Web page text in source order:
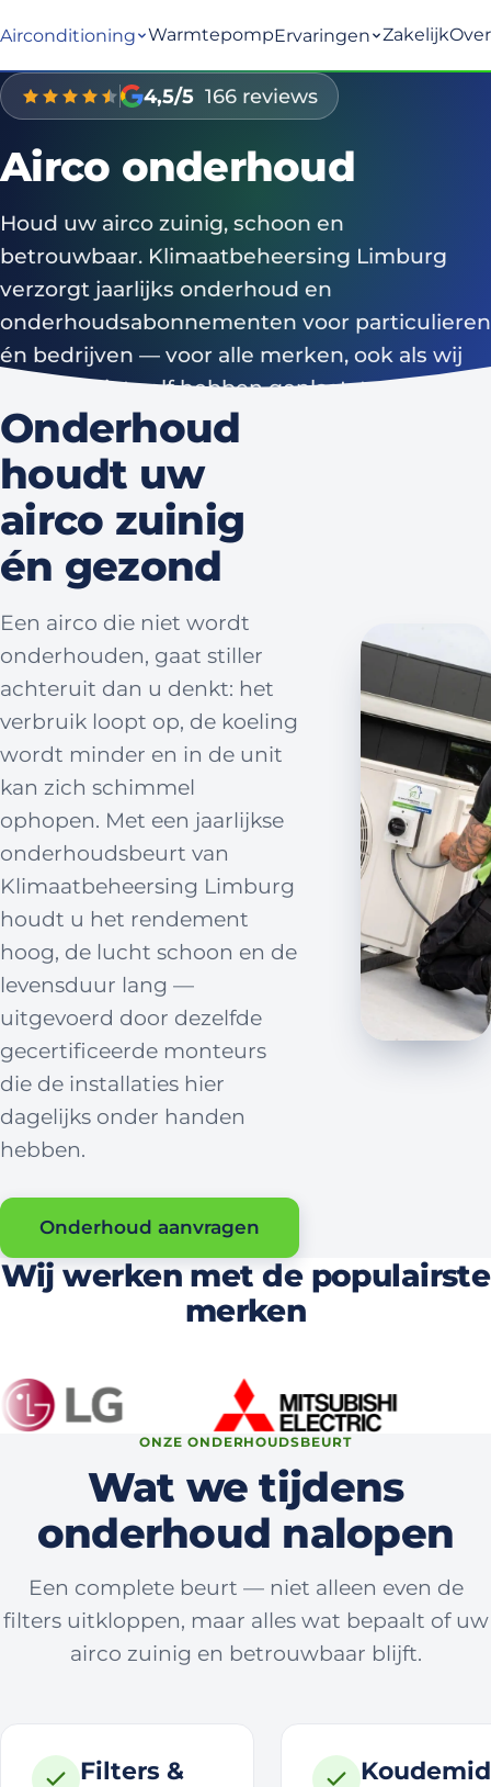
Airconditioning WarmtepompErvaringen Zakelijk
4,5/5 166 reviews
Airco onderhoud
Houd uw airco zuinig, schoon en
betrouwbaar. Klimaatbeheersing Limburg
verzorgt jaarlijks onderhoud en
onderhoudsabonnementen voor particulieren
én bedrijven — voor alle merken, ook als wij
de airco niet zelf hebben geplaatst.
Onderhoud
houdt uw
airco zuinig
én gezond
Een airco die niet wordt
onderhouden, gaat stiller
achteruit dan u denkt: het
verbruik loopt op, de koeling
wordt minder en in de unit
kan zich schimmel
ophopen. Met een jaarlijkse
onderhoudsbeurt van
Klimaatbeheersing Limburg
houdt u het rendement
hoog, de lucht schoon en de
levensduur lang —
uitgevoerd door dezelfde
gecertificeerde monteurs
die de installaties hier
dagelijks onder handen
hebben.
Onderhoud aanvragen
Wij werken met de populairste
merken
ONZE ONDERHOUDSBEURT
Wat we tijdens
onderhoud nalopen
Een complete beurt — niet alleen even de
filters uitkloppen, maar alles wat bepaalt of uw
airco zuinig en betrouwbaar blijft.
Filters &